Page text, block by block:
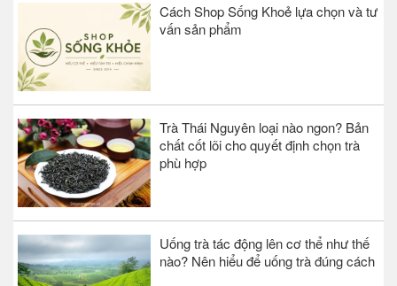
Cách Shop Sống Khoẻ lựa chọn và tư
vấn sản phẩm
Trà Thái Nguyên loại nào ngon? Bản
chất cốt lõi cho quyết định chọn trà
phù hợp
Uống trà tác động lên cơ thể như thế
nào? Nên hiểu để uống trà đúng cách